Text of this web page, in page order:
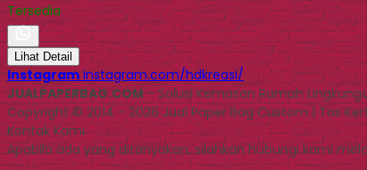
Tersedia
Lihat Detail
Instagram instagram.com/hdkreasi/
JUALPAPERBAG.COM- Solusi Kemasan Ramah
Copyright © 2014 - 2026 Jual Paper Bag Custom | Tas
Kontak Kami
Apabila ada yang ditanyakan, silahkan hubungi kami